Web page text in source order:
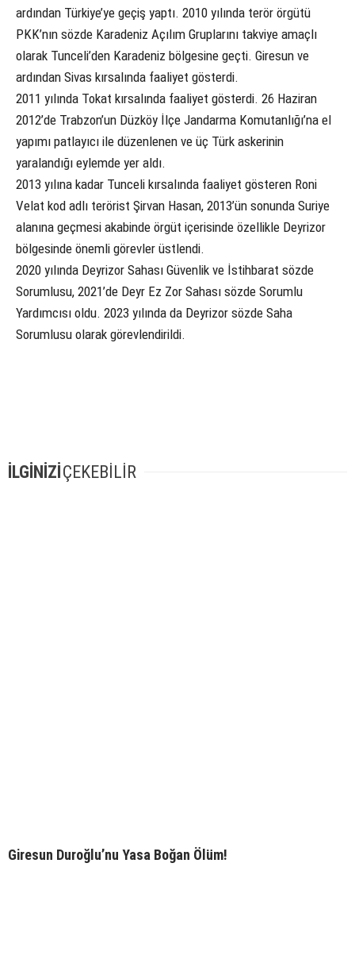
ardından Türkiye’ye geçiş yaptı. 2010 yılında terör örgütü
PKK’nın sözde Karadeniz Açılım Gruplarını takviye amaçlı
olarak Tunceli’den Karadeniz bölgesine geçti. Giresun ve
ardından Sivas kırsalında faaliyet gösterdi.
2011 yılında Tokat kırsalında faaliyet gösterdi. 26 Haziran
2012’de Trabzon’un Düzköy İlçe Jandarma Komutanlığı’na el
yapımı patlayıcı ile düzenlenen ve üç Türk askerinin
yaralandığı eylemde yer aldı.
2013 yılına kadar Tunceli kırsalında faaliyet gösteren Roni
Velat kod adlı terörist Şirvan Hasan, 2013’ün sonunda Suriye
alanına geçmesi akabinde örgüt içerisinde özellikle Deyrizor
bölgesinde önemli görevler üstlendi.
2020 yılında Deyrizor Sahası Güvenlik ve İstihbarat sözde
Sorumlusu, 2021’de Deyr Ez Zor Sahası sözde Sorumlu
Yardımcısı oldu. 2023 yılında da Deyrizor sözde Saha
Sorumlusu olarak görevlendirildi.
İLGİNİZİÇEKEBİLİR
Giresun Duroğlu’nu Yasa Boğan Ölüm!